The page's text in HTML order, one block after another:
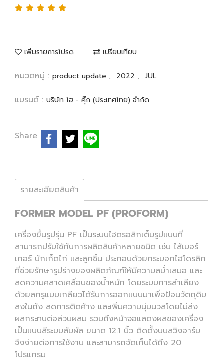
เพิ่มรายการโปรด เปรียบเทียบ
หมวดหมู่ : product update , 2022 , JUL
แบรนด์ : บริษัท ไฮ - คุ๊ก (ประเทศไทย) จำกัด
Share
รายละเอียดสินค้า
FORMER MODEL PF (PROFORM)
เครื่องขึ้นรูปรุ่น PF เป็นระบบไฮดรอลิกเต็มรูปแบบที่
สามารถปรับใช้กับการผลิตสินค้าหลายชนิด เช่น ไส้เบอร์
เกอร์ นักเก็ตไก่ และลูกชิ้น ประกอบด้วยกระบอกไฮโดรลิก
ที่ช่วยรักษารูปร่างของผลิตภัณฑ์ให้มีความสม่ำเสมอ และ
ลดความคลาดเคลื่อนของน้ำหนัก โดยระบบการลำเลียง
ด้วยสกรูแบบเกลียวได้รับการออกแบบมาเพื่อป้อนวัตถุดิบ
ลงในถัง ลดการติดค้าง และเพิ่มความนุ่มนวลโดยไม่ส่ง
ผลกระทบต่อส่วนผสม รวมถึงหน้าจอแสดงผลของเครื่อง
เป็นแบบสีระบบสัมผัส ขนาด 12.1 นิ้ว ติดตั้งบนสวิงอาร์ม
จึงง่ายต่อการใช้งาน และสามารถจัดเก็บได้ถึง 20
โปรแกรม